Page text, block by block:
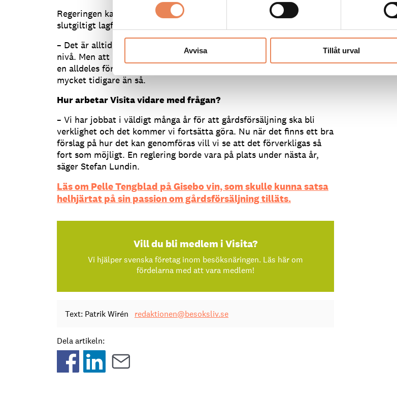
Avvisa Tillåt urval
Regeringen kan därefter vid behov göra justeringar innan ett
slutgiltigt lagförslag läggs fram för riksdagens beslut.
– Det är alltid svårt att säga exakt hur lång tid processen tar på EU-
nivå. Men att ha ett förslag som kan träda i kraft först 2025 innebär
en alldeles för lång väntan. Vi behöver ett regelverk som börjar gälla
mycket tidigare än så.
Hur arbetar Visita vidare med frågan?
– Vi har jobbat i väldigt många år för att gårdsförsäljning ska bli
verklighet och det kommer vi fortsätta göra. Nu när det finns ett bra
förslag på hur det kan genomföras vill vi se att det förverkligas så
fort som möjligt. En reglering borde vara på plats under nästa år,
säger Stefan Lundin.
Läs om Pelle Tengblad på Gisebo vin, som skulle kunna satsa
helhjärtat på sin passion om gårdsförsäljning tilläts.
Vill du bli medlem i Visita?
Vi hjälper svenska företag inom besöksnäringen. Läs här om
fördelarna med att vara medlem!
Text: Patrik Wirén redaktionen@besoksliv.se
Dela artikeln: